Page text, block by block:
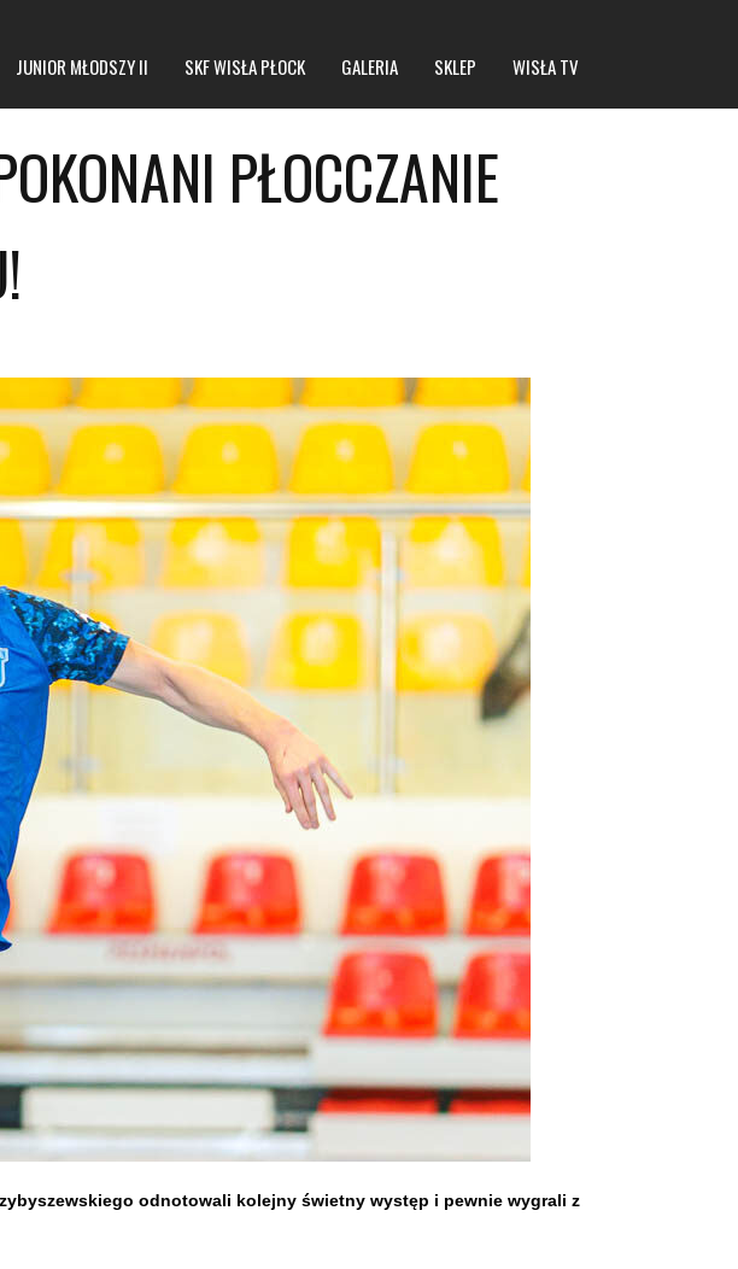
JUNIOR MŁODSZY II SKF WISŁA PŁOCK GALERIA SKLEP WISŁA TV
PŁOCCZANIE
odnotowali kolejny świetny występ i pewnie wygrali z